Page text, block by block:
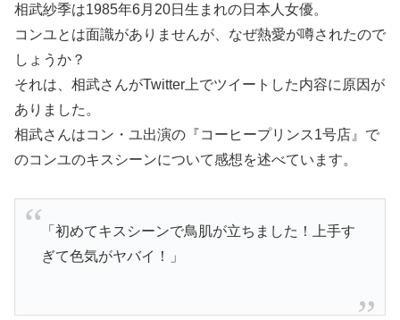
相武紗季は1985年6月20日生まれの日本人女優。
コンユとは面識がありませんが、なぜ熱愛が噂されたので
しょうか？
それは、相武さんがTwitter上でツイートした内容に原因が
ありました。
相武さんはコン・ユ出演の『コーヒープリンス1号店』で
のコンユのキスシーンについて感想を述べています。
「初めてキスシーンで鳥肌が立ちました！上手す
ぎて色気がヤバイ！」